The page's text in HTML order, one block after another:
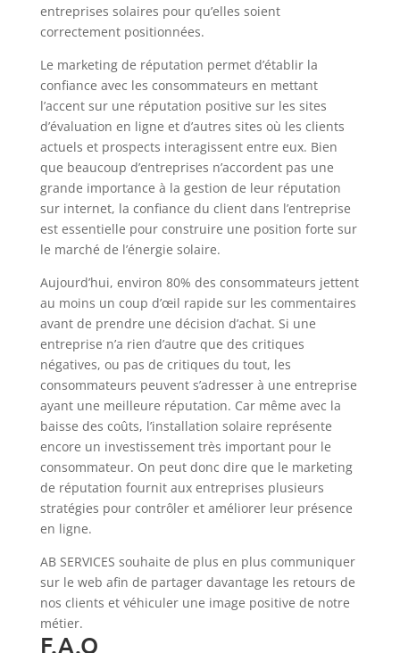
entreprises solaires pour qu’elles soient
correctement positionnées.
Le marketing de réputation permet d’établir la
confiance avec les consommateurs en mettant
l’accent sur une réputation positive sur les sites
d’évaluation en ligne et d’autres sites où les clients
actuels et prospects interagissent entre eux. Bien
que beaucoup d’entreprises n’accordent pas une
grande importance à la gestion de leur réputation
sur internet, la confiance du client dans l’entreprise
est essentielle pour construire une position forte sur
le marché de l’énergie solaire.
Aujourd’hui, environ 80% des consommateurs jettent
au moins un coup d’œil rapide sur les commentaires
avant de prendre une décision d’achat. Si une
entreprise n’a rien d’autre que des critiques
négatives, ou pas de critiques du tout, les
consommateurs peuvent s’adresser à une entreprise
ayant une meilleure réputation. Car même avec la
baisse des coûts, l’installation solaire représente
encore un investissement très important pour le
consommateur. On peut donc dire que le marketing
de réputation fournit aux entreprises plusieurs
stratégies pour contrôler et améliorer leur présence
en ligne.
AB SERVICES souhaite de plus en plus communiquer
sur le web afin de partager davantage les retours de
nos clients et véhiculer une image positive de notre
métier.
F.A.Q